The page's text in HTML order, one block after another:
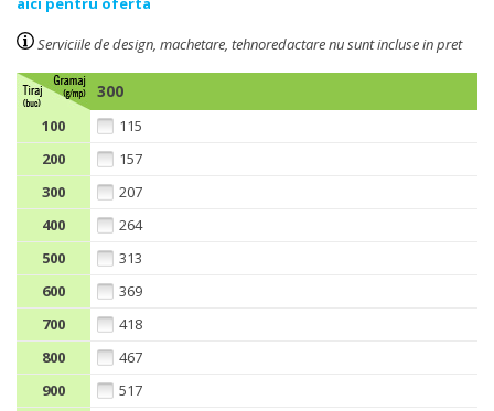
Serviciile de design, machetare, tehnoredactare nu sunt incluse in pret
300
100
115
200
157
300
207
400
264
500
313
600
369
700
418
800
467
900
517